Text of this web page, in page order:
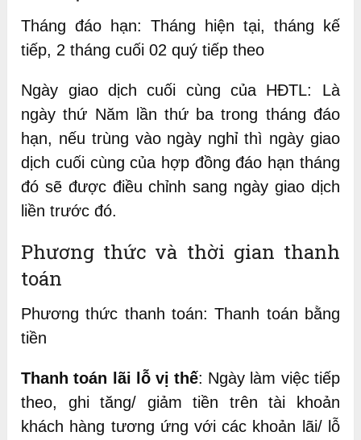
Tháng đáo hạn: Tháng hiện tại, tháng kế
tiếp, 2 tháng cuối 02 quý tiếp theo
Ngày giao dịch cuối cùng của HĐTL: Là
ngày thứ Năm lần thứ ba trong tháng đáo
hạn, nếu trùng vào ngày nghỉ thì ngày giao
dịch cuối cùng của hợp đồng đáo hạn tháng
đó sẽ được điều chỉnh sang ngày giao dịch
liền trước đó.
Phương thức và thời gian thanh
toán
Phương thức thanh toán: Thanh toán bằng
tiền
Thanh toán lãi lỗ vị thế: Ngày làm việc tiếp
theo, ghi tăng/ giảm tiền trên tài khoản
khách hàng tương ứng với các khoản lãi/ lỗ